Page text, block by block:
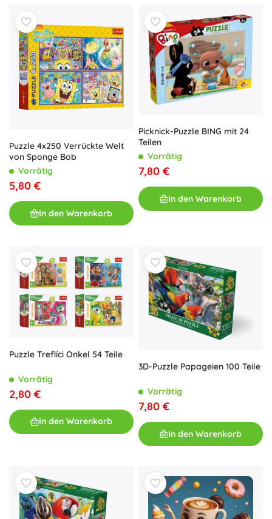
Puzzle 4x250 Verrückte Welt
von Sponge Bob
Vorrätig
5,80 €
In den Warenkorb
Picknick-Puzzle BING mit 24
Teilen
Vorrätig
7,80 €
In den Warenkorb
Puzzle Treflíci Onkel 54 Teile
Vorrätig
2,80 €
In den Warenkorb
3D-Puzzle Papageien 100 Teile
Vorrätig
7,80 €
In den Warenkorb